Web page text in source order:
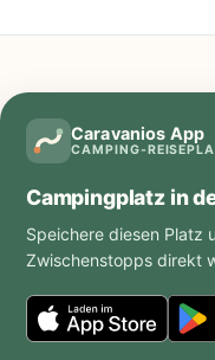
Caravanios App
CAMPING-
Campingplatz in
Speichere diesen Platz
Zwischenstopps direkt
Caravanios